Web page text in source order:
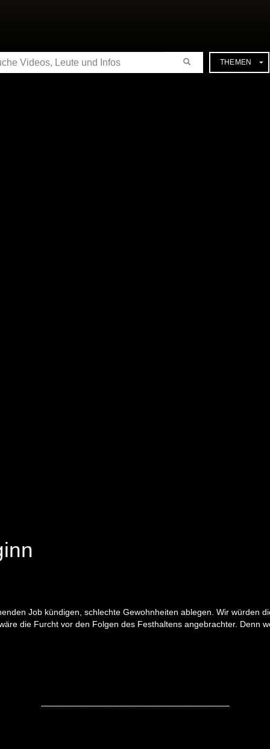
THEMEN
Job kündigen, schlechte Gewohnheiten ablegen. Wir würden
die Furcht vor den Folgen des Festhaltens angebrachter. Denn